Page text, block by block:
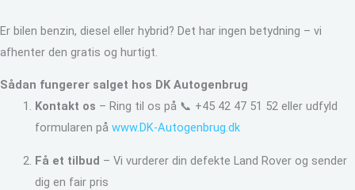
Er bilen benzin, diesel eller hybrid? Det har ingen betydning – vi
afhenter den gratis og hurtigt.
Sådan fungerer salget hos DK Autogenbrug
Kontakt os – Ring til os på 📞 +45 42 47 51 52 eller udfyld
formularen på www.DK-Autogenbrug.dk
Få et tilbud – Vi vurderer din defekte Land Rover og sender
dig en fair pris